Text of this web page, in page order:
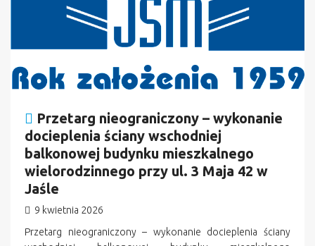
Przetarg nieograniczony – wykonanie
docieplenia ściany wschodniej
balkonowej budynku mieszkalnego
wielorodzinnego przy ul. 3 Maja 42 w
Jaśle
9 kwietnia 2026
Przetarg nieograniczony – wykonanie docieplenia ściany